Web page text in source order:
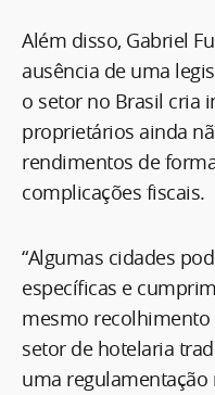
Além disso, Gabriel
ausência de uma
o setor no Brasil cria
proprietários ainda
rendimentos de
complicações fiscais.
“Algumas cidades
específicas e
mesmo recolhimento
setor de hotelaria
uma